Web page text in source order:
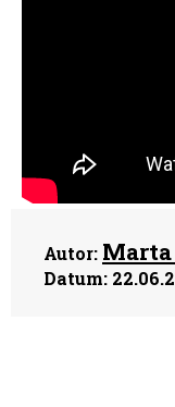
Autor:
Datum: